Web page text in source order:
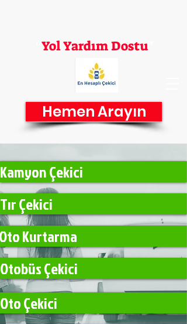
Hemen Arayın
Yol Yardım Dostu"
Oto Çekici
Kamyon Çekici
Tır Çekici
Kurtarma
Otobüs Çekici